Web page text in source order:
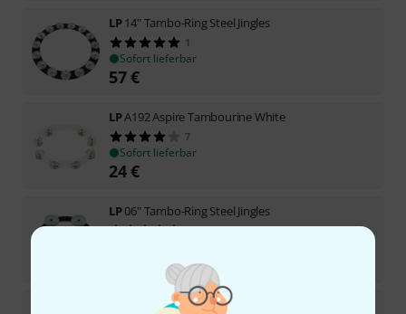
LP14" Tambo-Ring Steel Jingles
1
Sofort lieferbar
57€
LPA192 Aspire Tambourine White
7
Sofort lieferbar
24€
LP06" Tambo-Ring Steel Jingles
5
06" Tambo-Ring Brass Jingles